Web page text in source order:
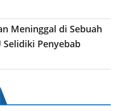
Meninggal di Sebuah
Selidiki Penyebab